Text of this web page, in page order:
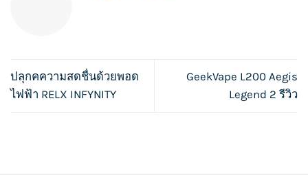
ปลุกคความสดชื่นด้วยพอด
ไฟฟ้า RELX INFYNITY
GeekVape L200 Aegis
Legend 2 รีวิว